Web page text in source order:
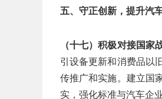
五、守正创新，提升汽
（十七）积极对接国家
引设备更新和消费品以
传推广和实施。建立国
实，强化标准与汽车企